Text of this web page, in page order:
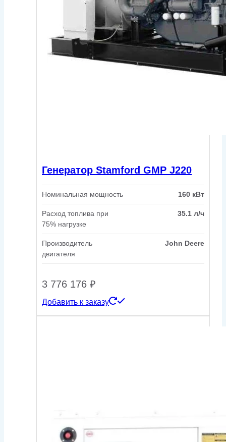
Генератор Stamford GMP J220
Номинальная мощность 160 кВт
Расход топлива при
75% нагрузке
35.1 л/ч
Производитель
двигателя
John Deere
3 776 176 ₽
Добавить к заказу